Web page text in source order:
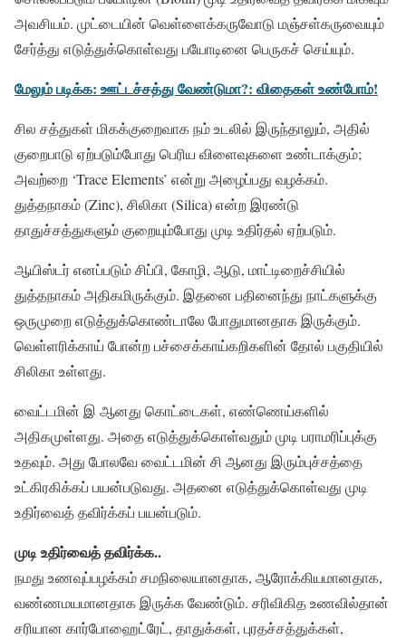
அவசியம். முட்டையின் வெள்ளைக்கருவோடு மஞ்சள்கருவையும்
சேர்த்து எடுத்துக்கொள்வது பயோடினை பெருகச் செய்யும்.
மேலும் படிக்க: ஊட்டச்சத்து வேண்டுமா?: விதைகள் உண்போம்!
சில சத்துகள் மிகக்குறைவாக நம் உடலில் இருந்தாலும், அதில்
குறைபாடு ஏற்படும்போது பெரிய விளைவுகளை உண்டாக்கும்;
அவற்றை ‘Trace Elements’ என்று அழைப்பது வழக்கம்.
துத்தநாகம் (Zinc), சிலிகா (Silica) என்ற இரண்டு
தாதுச்சத்துகளும் குறையும்போது முடி உதிர்தல் ஏற்படும்.
ஆயிஸ்டர் எனப்படும் சிப்பி, கோழி, ஆடு, மாட்டிறைச்சியில்
துத்தநாகம் அதிகமிருக்கும். இதனை பதினைந்து நாட்களுக்கு
ஒருமுறை எடுத்துக்கொண்டாலே போதுமானதாக இருக்கும்.
வெள்ளரிக்காய் போன்ற பச்சைக்காய்கறிகளின் தோல் பகுதியில்
சிலிகா உள்ளது.
வைட்டமின் இ ஆனது கொட்டைகள், எண்ணெய்களில்
அதிகமுள்ளது. அதை எடுத்துக்கொள்வதும் முடி பராமரிப்புக்கு
உதவும். அது போலவே வைட்டமின் சி ஆனது இரும்புச்சத்தை
உட்கிரகிக்கப் பயன்படுவது. அதனை எடுத்துக்கொள்வது முடி
உதிர்வைத் தவிர்க்கப் பயன்படும்.
முடி உதிர்வைத் தவிர்க்க..
நமது உணவுப்பழக்கம் சமநிலையானதாக, ஆரோக்கியமானதாக,
வண்ணமயமானதாக இருக்க வேண்டும். சரிவிகித உணவில்தான்
சரியான கார்போஹைட்ரேட், தாதுக்கள், புரதச்சத்துக்கள்,